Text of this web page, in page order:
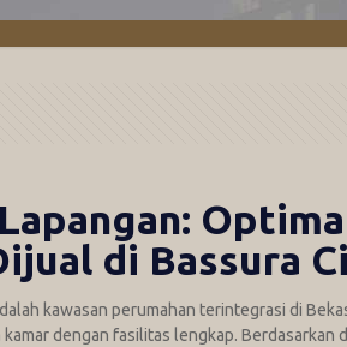
di Bassura
kawasan perumahan terintegrasi di
dengan fasilitas lengkap. Berdasarkan